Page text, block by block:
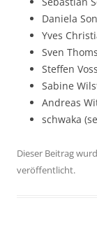
Daniela
Yves
Sven
Steffen
Sabine
Andreas
schwaka
Dieser Beitrag
veröffentlicht.